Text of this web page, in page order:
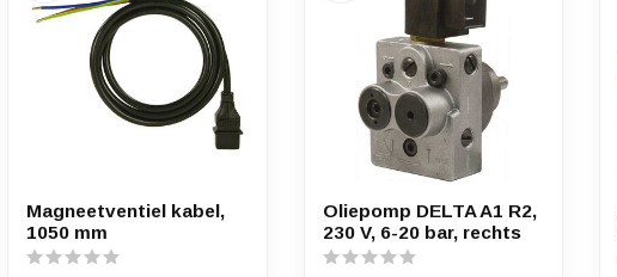
Magneetventiel kabel,
1050 mm
Oliepomp DELTA A1 R2,
230 V, 6-20 bar, rechts